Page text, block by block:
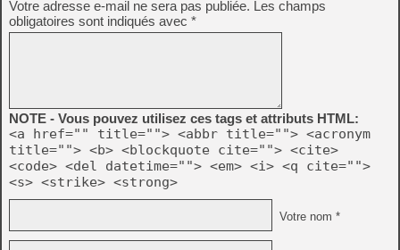
Votre adresse e-mail ne sera pas publiée. Les champs
obligatoires sont indiqués avec *
NOTE - Vous pouvez utilisez ces tags et attributs HTML:
<a href="" title=""> <abbr title=""> <acronym
title=""> <b> <blockquote cite=""> <cite>
<code> <del datetime=""> <em> <i> <q cite="">
<s> <strike> <strong>
Votre nom *